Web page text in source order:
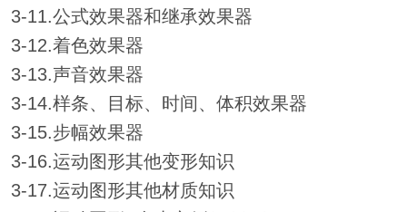
3-11.公式效果器和继承效果器
3-12.着色效果器
3-13.声音效果器
3-14.样条、目标、时间、体积效果器
3-15.步幅效果器
3-16.运动图形其他变形知识
3-17.运动图形其他材质知识